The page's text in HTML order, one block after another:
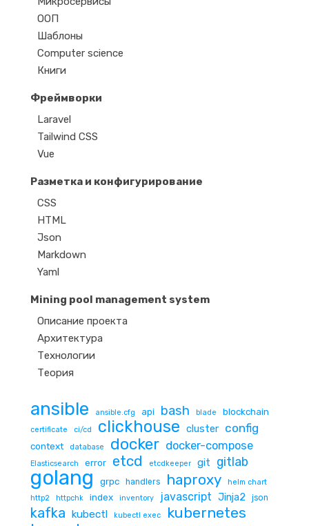
ООП
Шаблоны
Computer science
Книги
Фреймворки
Laravel
Tailwind CSS
Vue
Разметка и конфигурирование
CSS
HTML
Json
Markdown
Yaml
Mining pool management system
Описание проекта
Архитектура
Технологии
Теория
ansible ansible.cfg api bash blade blockchain
certificate ci/cd clickhouse cluster config
context database docker docker-compose
Elasticsearch error etcd etcdkeeper git gitlab
golang grpc handlers haproxy
helm chart
http2
httpchk index inventory javascript Jinja2 json
kafka kubectl kubectl exec kubernetes